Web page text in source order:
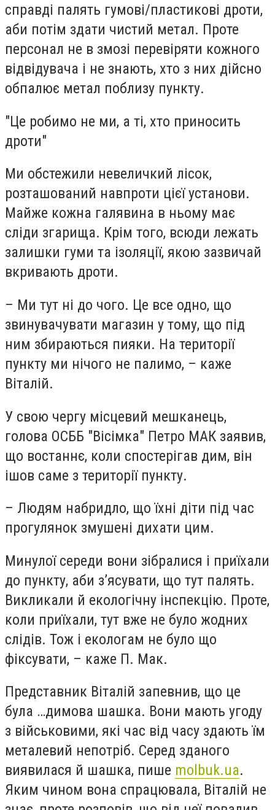
справді палять гумові/пластикові дроти,
аби потім здати чистий метал. Проте
персонал не в змозі перевіряти кожного
відвідувача і не знають, хто з них дійсно
обпалює метал поблизу пункту.
"Це робимо не ми, а ті, хто приносить
дроти"
Ми обстежили невеличкий лісок,
розташований навпроти цієї установи.
Майже кожна галявина в ньому має
сліди згарища. Крім того, всюди лежать
залишки гуми та ізоляції, якою зазвичай
вкривають дроти.
– Ми тут ні до чого. Це все одно, що
звинувачувати магазин у тому, що під
ним збираються пияки. На території
пункту ми нічого не палимо, – каже
Віталій.
У свою чергу місцевий мешканець,
голова ОСББ "Вісімка" Петро МАК заявив,
що востаннє, коли спостерігав дим, він
ішов саме з території пункту.
– Людям набридло, що їхні діти під час
прогулянок змушені дихати цим.
Минулої середи вони зібралися і приїхали
до пункту, аби з’ясувати, що тут палять.
Викликали й екологічну інспекцію. Проте,
коли приїхали, тут вже не було жодних
слідів. Тож і екологам не було що
фіксувати, – каже П. Мак.
Представник Віталій запевнив, що це
була …димова шашка. Вони мають угоду
з військовими, які час від часу здають їм
металевий непотріб. Серед зданого
виявилася й шашка, пише molbuk.ua.
Яким чином вона спрацювала, Віталій не